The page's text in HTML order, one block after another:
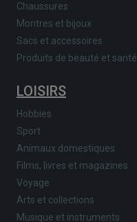
Chaussures
Montres et bijoux
Sacs et accessoires
Produits de beauté et santé
LOISIRS
Hobbies
Sport
Animaux domestiques
Films, livres et magazines
Voyage
Arts et collections
Musique et instruments